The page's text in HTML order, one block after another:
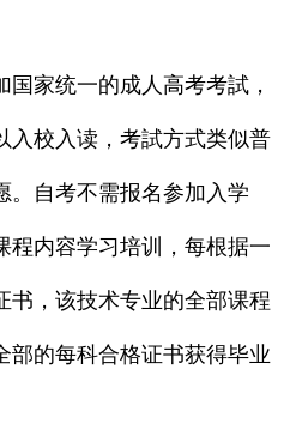
家统一的成人高考考試，
入校入读，考試方式类似普
。自考不需报名参加入学
程内容学习培训，每根据一
书，该技术专业的全部课程
部的每科合格证书获得毕业